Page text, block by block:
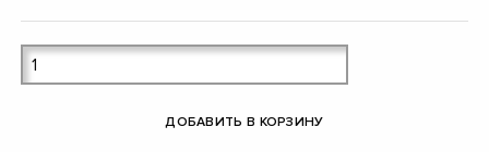
ДОБАВИТЬ В КОРЗИНУ